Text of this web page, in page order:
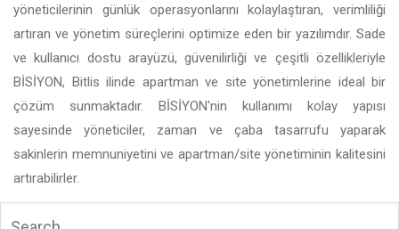
yöneticilerinin günlük operasyonlarını kolaylaştıran, verimliliği
artıran ve yönetim süreçlerini optimize eden bir yazılımdır. Sade
ve kullanıcı dostu arayüzü, güvenilirliği ve çeşitli özellikleriyle
BİSİYON, Bitlis ilinde apartman ve site yönetimlerine ideal bir
çözüm sunmaktadır. BİSİYON'nin kullanımı kolay yapısı
sayesinde yöneticiler, zaman ve çaba tasarrufu yaparak
sakinlerin memnuniyetini ve apartman/site yönetiminin kalitesini
artırabilirler.